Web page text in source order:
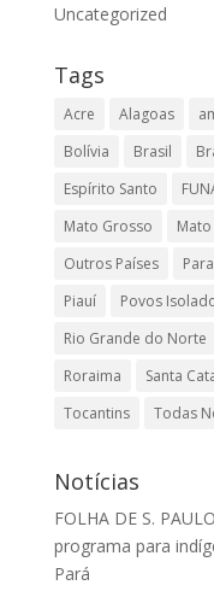
Uncategorized
Tags
Acre Alagoas
Bolívia
Brasil
Espírito Santo
Mato Grosso
Outros Países
Piauí
Povos
Rio Grande do Norte
Roraima
Santa
Tocantins
Todas
Notícias
FOLHA DE S.
programa para
Pará